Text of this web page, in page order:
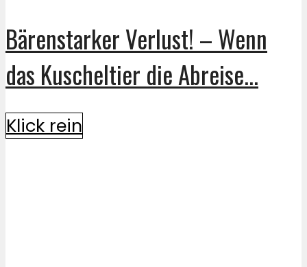
Bärenstarker Verlust! – Wenn
das Kuscheltier die Abreise...
Klick rein